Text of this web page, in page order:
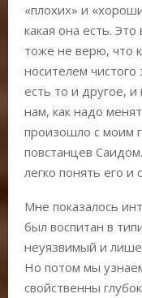
«плохих» и
какая она есть.
тоже не верю, что
носителем
есть то и другое,
нам, как надо
произошло с моим
повстанцев
легко понять его и
Мне показалось
был воспитан в
неуязвимый и
Но потом мы
свойственны